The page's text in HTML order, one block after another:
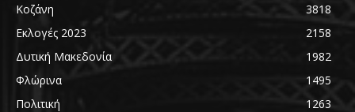
Κοζάνη
3818
Εκλογές 2023
2158
Δυτική Μακεδονία
1982
Φλώρινα
1495
Πολιτική
1263